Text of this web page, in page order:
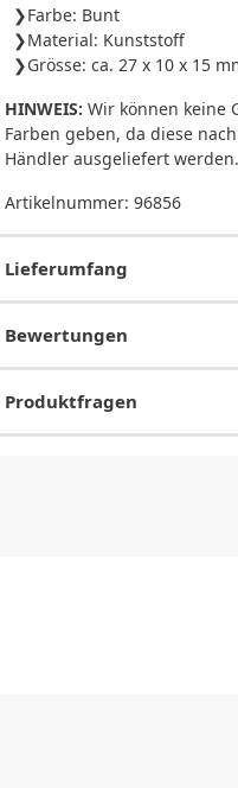
Farbe: Bunt
Material: Kunststoff
Grösse: ca. 27 x 10 x 15
HINWEIS: Wir können keine
Farben geben, da diese
Händler ausgeliefert werden.
Artikelnummer: 96856
Lieferumfang
Bewertungen
Produktfragen